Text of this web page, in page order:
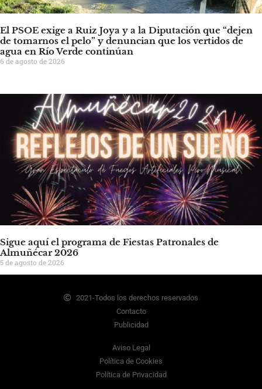
El PSOE exige a Ruiz Joya y a la Diputación que “dejen
de tomarnos el pelo” y denuncian que los vertidos de
agua en Río Verde continúan
6 de agosto de 2026
Sigue aquí el programa de Fiestas Patronales de
Almuñécar 2026
5 de agosto de 2026
2021-Todos los derechos reservados
Contacto
Publicidad
Aviso Legal
Política de Cookies
Política de Privacidad